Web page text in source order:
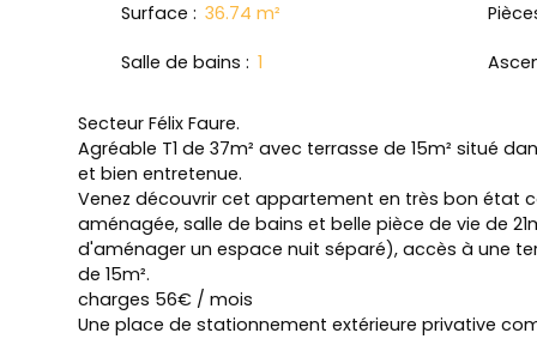
Surface : 36.74 m²
Salle de bains : 1
Secteur Félix Faure.
Agréable T1 de 37m² avec terrasse de 15m² situé
et bien entretenue.
Venez découvrir cet appartement en très bon état
aménagée, salle de bains et belle pièce de vie de
d'aménager un espace nuit séparé), accès à une
de 15m².
charges 56€ / mois
Une place de stationnement extérieure privative